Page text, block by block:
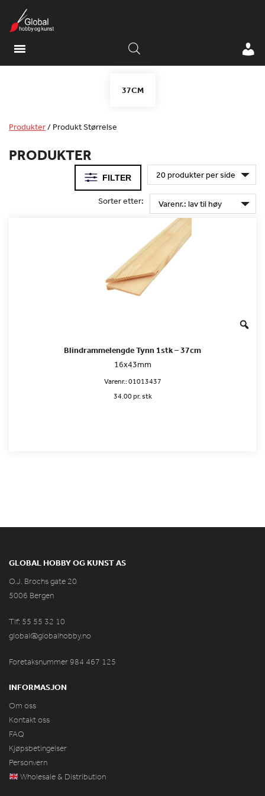
37CM
Produkter/ Produkt Størrelse
PRODUKTER
FILTER
Sorter etter:
Blindrammelengde Tynn 1stk – 37cm
16x43mm
Varenr.:01013437
34.00 pr. stk
GLOBAL HOBBY OG KUNST AS
O.J. Brochs gate 20
5006 Bergen
Tlf: 55 55 32 10
global@globalhobby.no
Foretaksnummer 984 467 125
INFORMASJON
Om oss
Kontakt oss
FAQ
Kjøpsbetingelser
Personvern
Wholesale & Distribution